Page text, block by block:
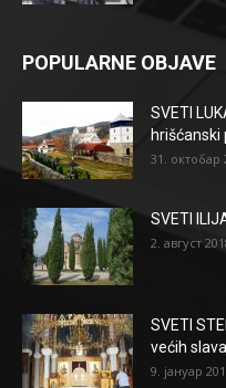
POPULARNE OBJAVE
SVETI
hrišćanski
31. октобар
SVETI
2. август
SVETI
većih
9. јануар